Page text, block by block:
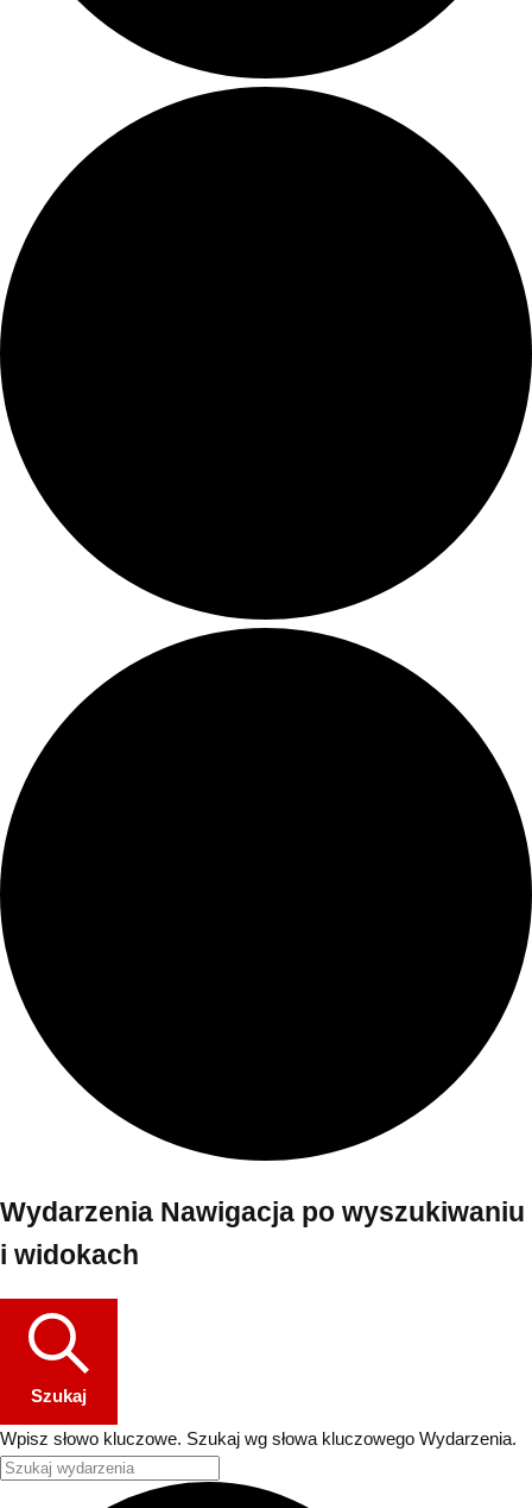
Wydarzenia Nawigacja po wyszukiwaniu
i widokach
Szukaj
Wpisz słowo kluczowe. Szukaj wg słowa kluczowego Wydarzenia.